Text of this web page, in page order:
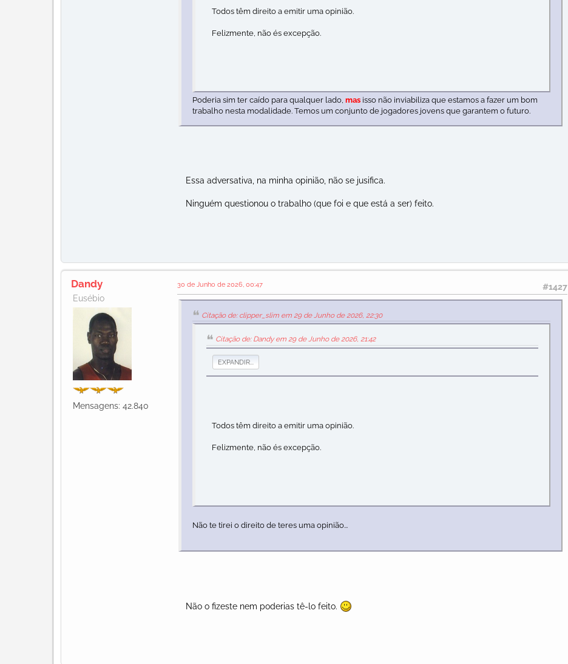
Todos têm direito a emitir uma opinião.
Felizmente, não és excepção.
Poderia sim ter caído para qualquer lado,mas isso não inviabiliza que estamos a fazer um bom
trabalho nesta modalidade. Temos um conjunto de jogadores jovens que garantem o futuro.
Essa adversativa, na minha opinião, não se jusifica.
Ninguém questionou o trabalho (que foi e que está a ser) feito.
Dandy
Eusébio
Mensagens: 42.840
#1427
30 de Junho de 2026, 00:47
Citação de: clipper_slim em 29 de Junho de 2026, 22:30
Citação de: Dandy em 29 de Junho de 2026, 21:42
EXPANDIR...
Todos têm direito a emitir uma opinião.
Felizmente, não és excepção.
Não te tirei o direito de teres uma opinião...
Não o fizeste nem poderias tê-lo feito.